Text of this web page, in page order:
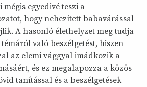
egyedivé teszi a
hogy nehezített babavárással
A hasonló élethelyzet meg tudja
való beszélgetést, hiszen
az elemi vággyal imádkozik a
és ez megalapozza a közös
tanítással és a beszélgetések